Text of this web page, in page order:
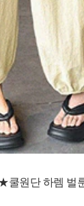
쿨원단 하렘 벌